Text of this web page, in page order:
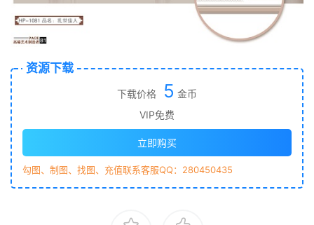
资源下载
下载价格 5 金币
VIP免费
立即购买
勾图、制图、找图、充值联系客服QQ：280450435